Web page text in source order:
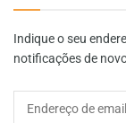
Indique o seu
notificações de